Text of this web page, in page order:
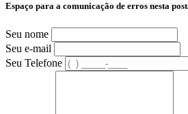
Espaço para a comunicação de erros nesta
Seu nome
Seu e-mail
Seu Telefone